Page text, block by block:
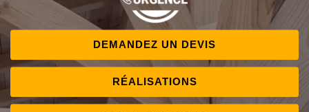
DEMANDEZ UN DEVIS
RÉALISATIONS